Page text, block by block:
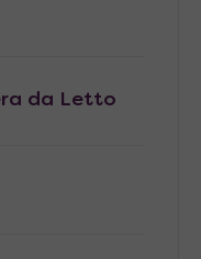
da Letto